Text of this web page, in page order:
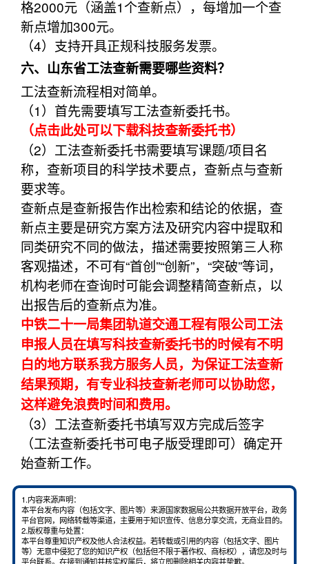
格2000元（涵盖1个查新点），每增加一个查
新点增加300元。
（4）支持开具正规科技服务发票。
六、山东省工法查新需要哪些资料？
工法查新流程相对简单。
（1）首先需要填写工法查新委托书。
（点击此处可以下载科技查新委托书）
（2）工法查新委托书需要填写课题/项目名
称，查新项目的科学技术要点，查新点与查新
要求等。
查新点是查新报告作出检索和结论的依据，查
新点主要是研究方案方法及研究内容中提取和
同类研究不同的做法，描述需要按照第三人称
客观描述，不可有“首创”“创新”，“突破”等词，
机构老师在查询时可能会调整精简查新点，以
出报告后的查新点为准。
中铁二十一局集团轨道交通工程有限公司工法
申报人员在填写科技查新委托书的时候有不明
白的地方联系我方服务人员，为保证工法查新
结果预期，有专业科技查新老师可以协助您，
这样避免浪费时间和费用。
（3）工法查新委托书填写双方完成后签字
（工法查新委托书可电子版受理即可）确定开
始查新工作。
1.内容来源声明：
本平台发布内容（包括文字、图片等）来源国家数据局公共数据开放平台，政务
平台官网，网络转载等渠道，主要用于知识宣传、信息分享交流，无商业目的。
2.版权尊重与处置：
本平台尊重知识产权及他人合法权益。若转载或引用的内容（包括文字、图片
等）无意中侵犯了您的知识产权（包括但不限于著作权、商标权），请您及时与
平台联系。在接到通知并核实权属后，将立即删除相关内容并挚歉。